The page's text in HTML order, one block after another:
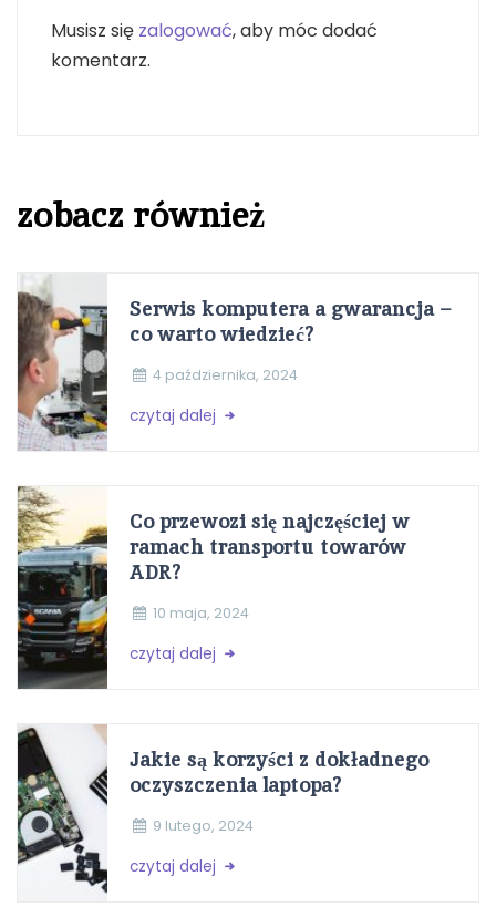
Musisz się zalogować, aby móc dodać
komentarz.
zobacz również
Serwis komputera a gwarancja –
co warto wiedzieć?
4 października, 2024
czytaj dalej
Co przewozi się najczęściej w
ramach transportu towarów
ADR?
10 maja, 2024
czytaj dalej
Jakie są korzyści z dokładnego
oczyszczenia laptopa?
9 lutego, 2024
czytaj dalej